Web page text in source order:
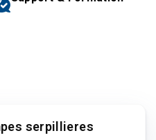
serpillieres